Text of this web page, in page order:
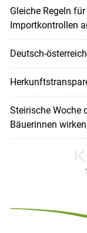
Gleiche Regeln
Importkontrollen
Deutsch-
Steirische Woche
Bäuerinnen